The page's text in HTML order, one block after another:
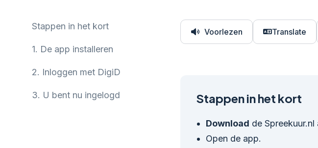
Stappen in het kort
1. De app installeren
2. Inloggen met DigiD
3. U bent nu ingelogd
Voorlezen Translate
Stappen in het kort
Download de Spreekuur.nl
Open de app.